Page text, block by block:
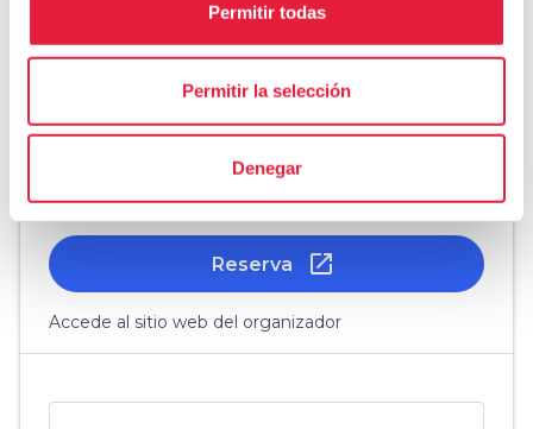
Permitir todas
Permitir la selección
Denegar
www.sightseeing-experience.com
A partir de 68€
Reserva open_in_new
Accede al sitio web del organizador